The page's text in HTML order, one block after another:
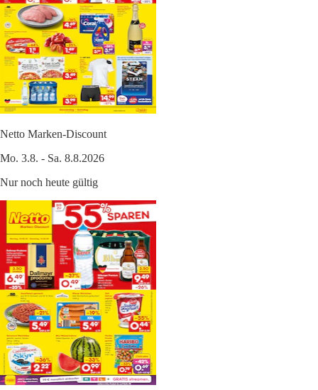
Netto Marken-Discount
Mo. 3.8. - Sa. 8.8.2026
Nur noch heute gültig